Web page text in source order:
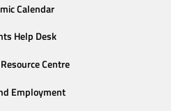
Calendar
Help Desk
Centre
Employment